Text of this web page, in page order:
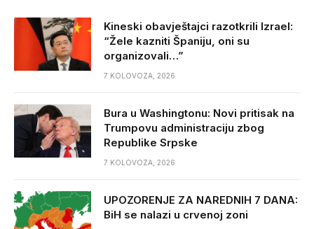
Kineski obavještajci razotkrili Izrael:
“Žele kazniti Španiju, oni su
organizovali…”
7 KOLOVOZA, 2026
Bura u Washingtonu: Novi pritisak na
Trumpovu administraciju zbog
Republike Srpske
7 KOLOVOZA, 2026
UPOZORENJE ZA NAREDNIH 7 DANA:
BiH se nalazi u crvenoj zoni